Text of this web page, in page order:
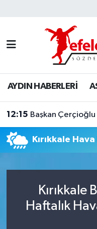
AYDIN HABERLERİ
12:15 Başkan Çerçioğlu
Kırıkkale
Kırıkkale
Haftalık
Nöbetçi
Hava Durumu
Aydin Namaz
Trafik Durumu
Süper Lig Puan
Son Dakika